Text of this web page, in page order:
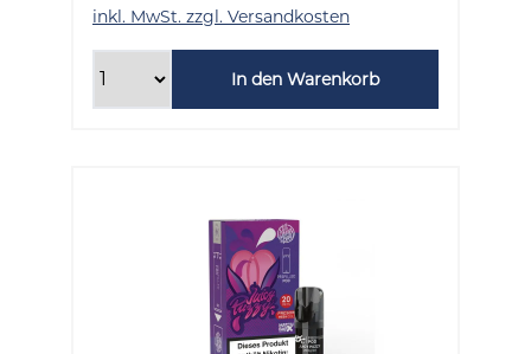
inkl. MwSt. zzgl. Versandkosten
In den Warenkorb